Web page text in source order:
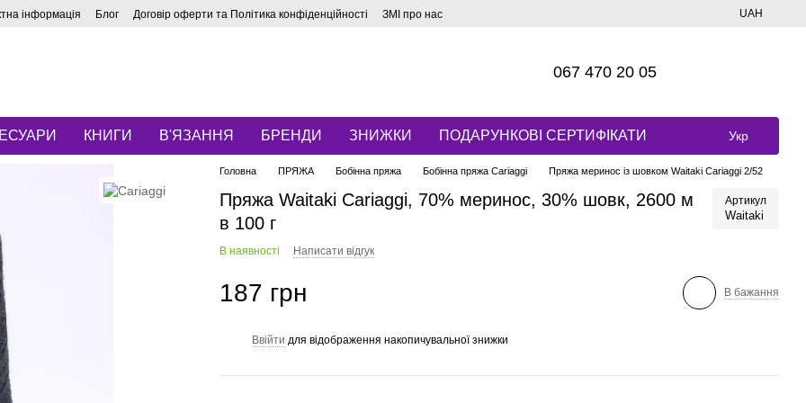
інформація Блог Договір оферти та Політика конфіденційності ЗМІ про нас UAH
067 470 20 05
КНИГИ В'ЯЗАННЯ БРЕНДИ ЗНИЖКИ ПОДАРУНКОВІ СЕРТИФІКАТИ Укр
Головна ПРЯЖА Бобінна пряжа Бобінна пряжа Cariaggi Пряжа меринос із шовком Waitaki Cariaggi 2/52
Пряжа Waitaki Cariaggi, 70% меринос, 30% шовк, 2600 м
в 100 г
Артикул
Waitaki
В наявності Написати відгук
187 грн В бажання
Ввійти для відображення накопичувальної знижки